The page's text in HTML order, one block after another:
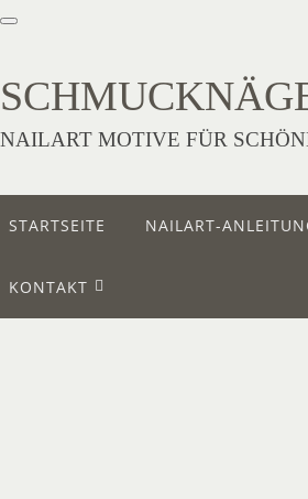
NAILART MOTIVE FÜR
STARTSEITE NAILART-
KONTAKT